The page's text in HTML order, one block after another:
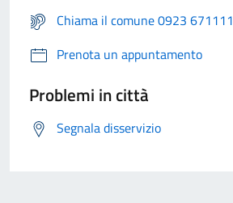
Chiama il comune 0923 671111
Prenota un appuntamento
Problemi in città
Segnala disservizio